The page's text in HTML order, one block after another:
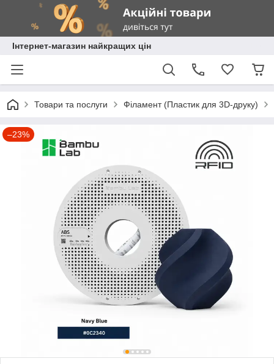
Інтернет-магазин найкращих цін
Товари та послуги Філамент (Пластик для 3D-друку)
–23%